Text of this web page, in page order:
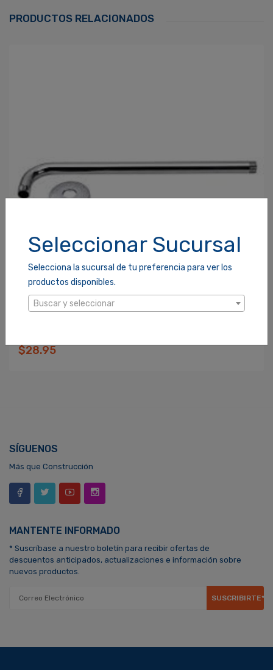
Seleccionar Sucursal
Selecciona la sucursal de tu preferencia para ver los
productos disponibles.
Buscar y seleccionar
PRODUCTOS RELACIONADOS
$28.95
SÍGUENOS
Más que Construcción
MANTENTE INFORMADO
* Suscríbase a nuestro boletín para recibir ofertas de
descuentos anticipados, actualizaciones e información sobre
nuevos productos.
SUSCRIBIRTE*